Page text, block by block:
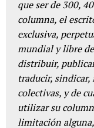
que ser de 300,
columna, el
exclusiva,
mundial y libre
distribuir,
traducir,
colectivas, y de
utilizar su
limitación